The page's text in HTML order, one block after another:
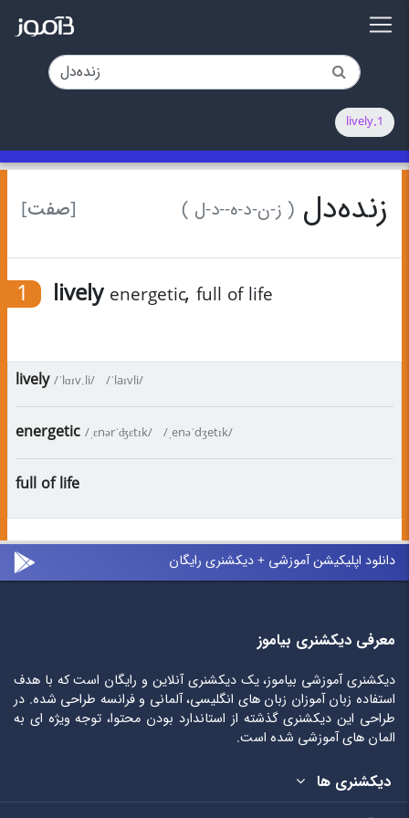
1.lively
[صفت] زنده‌دل ( ز-ن-د-ه-‌-د-ل )
1 lively energetic
, full of life
lively /ˈlɑɪv.li/ /ˈlaɪvli/
energetic /ˌɛnərˈʤɛtɪk/ /ˌenəˈdʒetɪk/
full of life
دانلود اپلیکیشن آموزشی + دیکشنری رایگان
معرفی دیکشنری بیاموز
دیکشنری آموزشی بیاموز، یک دیکشنری آنلاین و رایگان است که با هدف
استفاده زبان آموزان زبان های انگلیسی، آلمانی و فرانسه طراحی شده. در
طراحی این دیکشنری گذشته از استاندارد بودن محتوا، توجه ویژه ای به
المان های آموزشی شده است.
دیکشنری ها